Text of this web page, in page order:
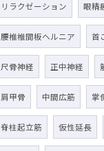
リラクゼーション 眼精
腰椎椎間板ヘルニア 首
尺骨神経 正中神経
肩甲骨 中間広筋 掌
脊柱起立筋 仮性延長